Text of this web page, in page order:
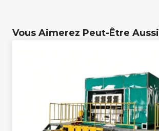
Vous Aimerez Peut-Être Aussi